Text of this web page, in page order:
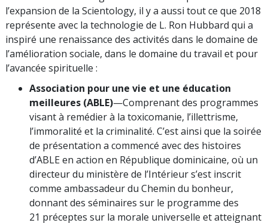
l’expansion de la Scientology, il y a aussi tout ce que 2018
représente avec la technologie de L. Ron Hubbard qui a
inspiré une renaissance des activités dans le domaine de
l’amélioration sociale, dans le domaine du travail et pour
l’avancée spirituelle :
Association pour une vie et une éducation
meilleures (ABLE)—Comprenant des programmes
visant à remédier à la toxicomanie, l’illettrisme,
l’immoralité et la criminalité. C’est ainsi que la soirée
de présentation a commencé avec des histoires
d’ABLE en action en République dominicaine, où un
directeur du ministère de l’Intérieur s’est inscrit
comme ambassadeur du Chemin du bonheur,
donnant des séminaires sur le programme des
21 préceptes sur la morale universelle et atteignant